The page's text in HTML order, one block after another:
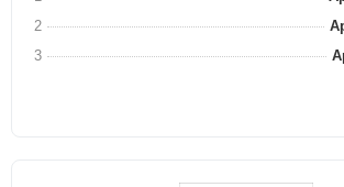
2
3